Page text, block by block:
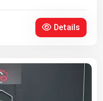
Details